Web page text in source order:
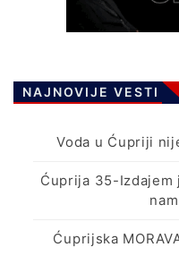
NAJNOVIJE VESTI
Voda u Ćupriji
Ćuprija 35-Izdajem
Ćuprijska